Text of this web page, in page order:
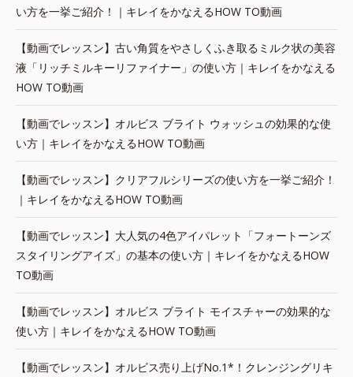
い方を一挙ご紹介！｜キレイをかなえるHOW TO動画
【動画でレッスン】古い角質をやさしくふき取るミルク状の美容
液「リッチミルキーリファイナー」の使い方｜キレイをかなえる
HOW TO動画
【動画でレッスン】オルビス ブライト ウォッシュの効果的な使
い方｜キレイをかなえるHOW TO動画
【動画でレッスン】クリアフルシリーズの使い方を一挙ご紹介！
｜キレイをかなえるHOW TO動画
【動画でレッスン】大人気の4色アイパレット「フォートーンズ
スタイリングアイズ」の基本の使い方｜キレイをかなえるHOW
TO動画
【動画でレッスン】オルビス ブライト モイスチャーの効果的な
使い方｜キレイをかなえるHOW TO動画
【動画でレッスン】オルビス売り上げNo.1*！クレンジングリキ